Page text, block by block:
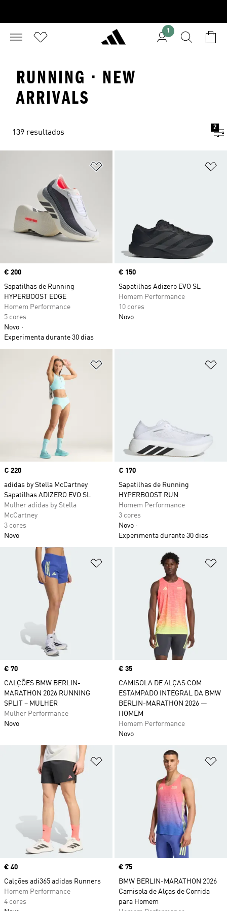
1
RUNNING · NEW
ARRIVALS
139 resultados
2
Price
€ 200
Sapatilhas de Running
HYPERBOOST EDGE
Homem Performance
5 cores
Novo
Experimenta durante 30 dias
Price
€ 150
Sapatilhas Adizero EVO SL
Homem Performance
10 cores
Novo
Price
€ 220
adidas by Stella McCartney
Sapatilhas ADIZERO EVO SL
Mulher adidas by Stella
McCartney
3 cores
Novo
Price
€ 170
Sapatilhas de Running
HYPERBOOST RUN
Homem Performance
3 cores
Novo
Experimenta durante 30 dias
Adicionar à Lista de Desejos
Price
€ 70
CALÇÕES BMW BERLIN-
MARATHON 2026 RUNNING
SPLIT – MULHER
Mulher Performance
Novo
Price
€ 35
CAMISOLA DE ALÇAS COM
ESTAMPADO INTEGRAL DA BMW
BERLIN-MARATHON 2026 —
HOMEM
Homem Performance
Novo
Adicionar à Lista de Desejos
Price
€ 40
Calções adi365 adidas Runners
Homem Performance
4 cores
Price
€ 75
BMW BERLIN-MARATHON 2026
Camisola de Alças de Corrida
para Homem